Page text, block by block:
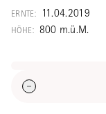
neuerer Zeit
klassischer
ERNTE: 11.04.2019
HÖHE: 800 m.ü.M.